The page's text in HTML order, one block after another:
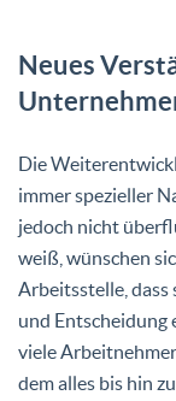
Neues
Die
immer spezieller
jedoch nicht
weiß, wünschen
Arbeitsstelle, dass
und Entscheidung
viele
dem alles bis hin